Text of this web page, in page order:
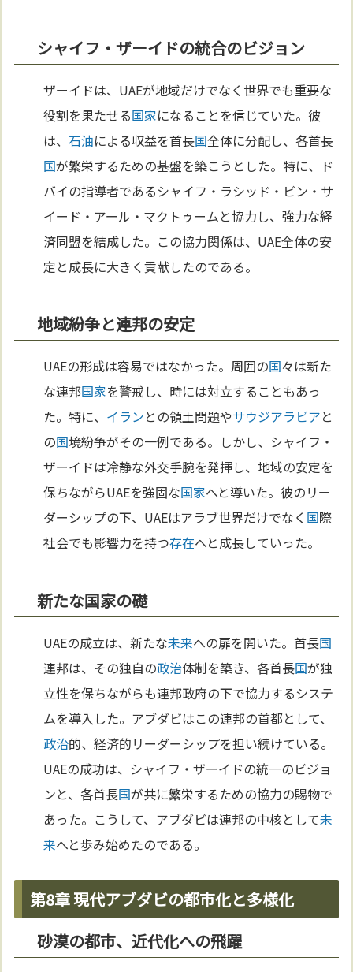
シャイフ・ザーイドの統合のビジョン
ザーイドは、UAEが地域だけでなく世界でも重要な
役割を果たせる国家になることを信じていた。彼
は、石油による収益を首長国全体に分配し、各首長
国が繁栄するための基盤を築こうとした。特に、ド
バイの指導者であるシャイフ・ラシッド・ビン・サ
イード・アール・マクトゥームと協力し、強力な経
済同盟を結成した。この協力関係は、UAE全体の安
定と成長に大きく貢献したのである。
地域紛争と連邦の安定
UAEの形成は容易ではなかった。周囲の国々は新た
な連邦国家を警戒し、時には対立することもあっ
た。特に、 イランとの領土問題やサウジアラビアと
の国境紛争がその一例である。しかし、シャイフ・
ザーイドは冷静な外交手腕を発揮し、地域の安定を
保ちながらUAEを強固な国家へと導いた。彼のリー
ダーシップの下、UAEはアラブ世界だけでなく 国際
社会でも影響力を持つ存在へと成長していった。
新たな国家の礎
UAEの成立は、新たな未来への扉を開いた。首長国
連邦は、その独自の政治体制を築き、各首長国が独
立性を保ちながらも連邦政府の下で協力するシステ
ムを導入した。アブダビはこの連邦の首都として、
政治的、経済的リーダーシップを担い続けている。
UAEの成功は、シャイフ・ザーイドの統一のビジョ
ンと、各首長国が共に繁栄するための協力の賜物で
あった。こうして、アブダビは連邦の中核として未
来へと歩み始めたのである。
第8章 現代アブダビの都市化と多様化
砂漠の都市、近代化への飛躍